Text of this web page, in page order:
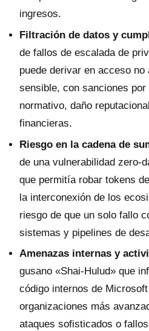
ingresos.
Filtración de datos y
de fallos de escalada de
puede derivar en acceso
sensible, con sanciones
normativo, daño
financieras.
Riesgo en la cadena de
de una vulnerabilidad zero-
que permitía robar tokens
la interconexión de los
riesgo de que un solo fallo
sistemas y pipelines de
Amenazas internas y
gusano «Shai-Hulud» que
código internos de
organizaciones más
ataques sofisticados o